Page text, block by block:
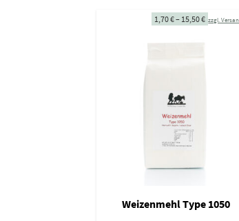
1,70€– 15,50€ zzgl.
Weizenmehl Type 1050